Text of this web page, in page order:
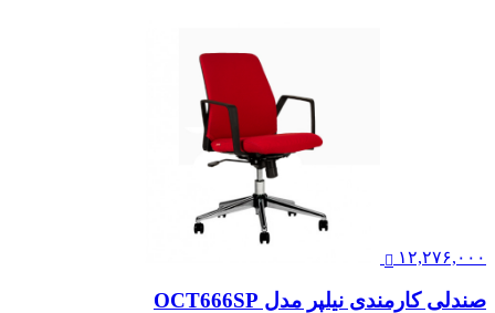
۱۲,۲۷۶,۰۰۰
صندلی کارمندی نیلپر مدل OCT666SP